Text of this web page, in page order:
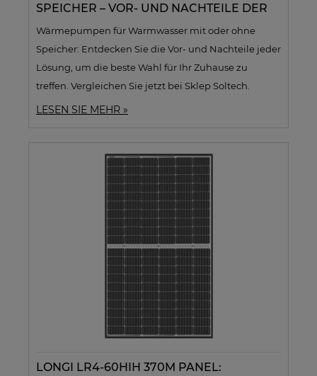
SPEICHER – VOR- UND NACHTEILE DER
LÖSUNG
Wärmepumpen für Warmwasser mit oder ohne
Speicher: Entdecken Sie die Vor- und Nachteile jeder
Lösung, um die beste Wahl für Ihr Zuhause zu
treffen. Vergleichen Sie jetzt bei Sklep Soltech.
LESEN SIE MEHR »
LONGI LR4-60HIH 370M PANEL: